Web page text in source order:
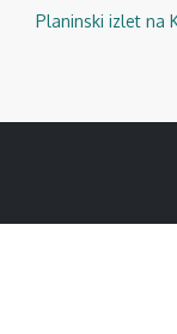
Planinski izlet na